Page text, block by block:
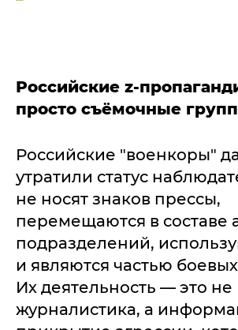
Российские z-
просто съёмочные
Российские "военкоры"
утратили статус
не носят знаков прессы,
перемещаются в составе
подразделений,
и являются частью
Их деятельность — это не
журналистика, а